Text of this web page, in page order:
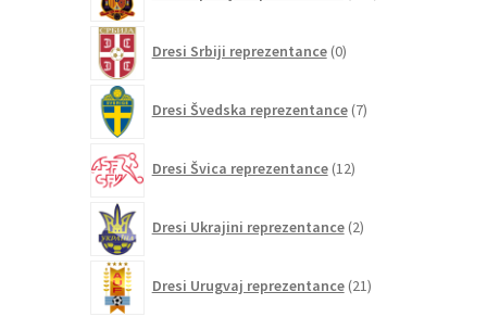
Dresi Srbiji reprezentance 0izdelkov
Dresi Švedska reprezentance 7izdelkov
Dresi Švica reprezentance 12izdelkov
Dresi Ukrajini reprezentance 2izdelka
Dresi Urugvaj reprezentance 21izdelkov